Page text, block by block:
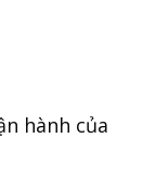
hành của